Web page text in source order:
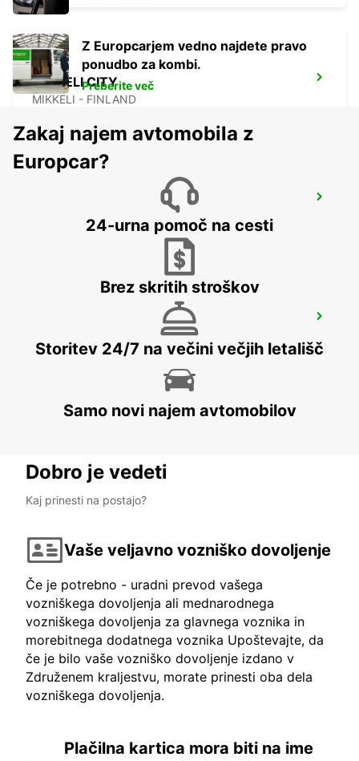
MIKKELI CITY
MIKKELI - FINLAND
LAPPEENRANTA K-AUTO
LAPPEENRANTA - FINLAND
LAPPEENRANTA AIRPORT
LAPPEENRANTA - FINLAND
Z Europcarjem vedno najdete pravo
ponudbo za kombi.
Preberite več
Zakaj najem avtomobila z
Europcar?
24-urna pomoč na cesti
Brez skritih stroškov
Storitev 24/7 na večini večjih letališč
Samo novi najem avtomobilov
Dobro je vedeti
Kaj prinesti na postajo?
Vaše veljavno vozniško dovoljenje
Če je potrebno - uradni prevod vašega
vozniškega dovoljenja ali mednarodnega
vozniškega dovoljenja za glavnega voznika in
morebitnega dodatnega voznika Upoštevajte, da
če je bilo vaše vozniško dovoljenje izdano v
Združenem kraljestvu, morate prinesti oba dela
vozniškega dovoljenja.
Plačilna kartica mora biti na ime